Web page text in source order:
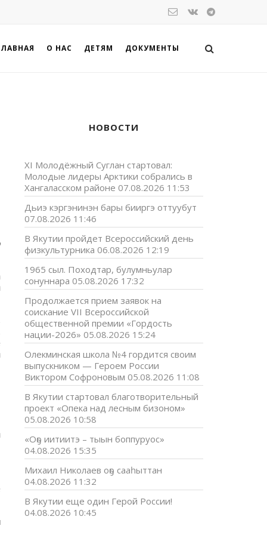
О НАС ДЕТЯМ ДОКУМЕНТЫ
НОВОСТИ
XI Молодёжный Суглан стартовал:
Молодые лидеры Арктики собрались в
Хангаласском районе 07.08.2026 11:53
Дьиэ кэргэнинэн бары бииргэ оттуубут
07.08.2026 11:46
В Якутии пройдет Всероссийский день
физкультурника 06.08.2026 12:19
1965 сыл. Походтар, булумньулар
сонуннара 05.08.2026 17:32
Продолжается прием заявок на
соискание VII Всероссийской
общественной премии «Гордость
нации-2026» 05.08.2026 15:24
Олекминская школа №4 гордится своим
выпускником — Героем России
Виктором Софроновым 05.08.2026 11:08
В Якутии стартовал благотворительный
проект «Опека над лесным бизоном»
05.08.2026 10:58
«Оҕо иитиитэ – тыын боппуруос»
04.08.2026 15:35
Михаил Николаев оҕо сааһыттан
04.08.2026 11:32
В Якутии еще один Герой России!
04.08.2026 10:45